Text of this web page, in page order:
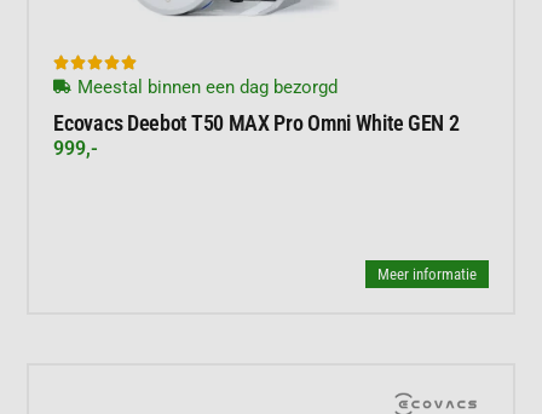

Meestal binnen een dag bezorgd
Ecovacs Deebot T50 MAX Pro Omni White GEN 2
999,-
Meer informatie